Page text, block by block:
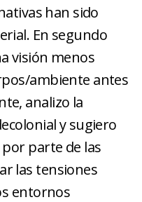
han sido
En segundo
visión menos
ambiente antes
analizo la
y sugiero
parte de las
las tensiones
entornos